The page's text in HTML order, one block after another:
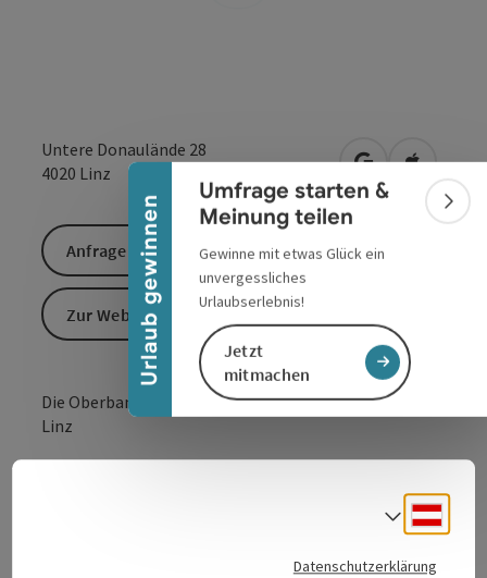
Urlaub gewinnen
Banner einklappen
Umfrage starten &
Meinung teilen
Gewinne mit etwas Glück ein
unvergessliches
Urlaubserlebnis!
Jetzt
mitmachen
Untere Donaulände 28
4020 Linz in Google
in
Die Oberbank AG ist eine Regionalbank mit Sitz in
Linz
Anfrage senden
Zur Website
Datenschutzerklärung